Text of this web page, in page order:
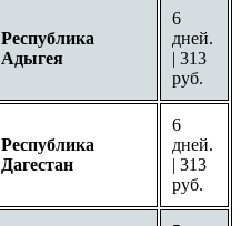
Республика
Адыгея
6
дней.
| 313
руб.
Республика
Дагестан
6
дней.
| 313
руб.